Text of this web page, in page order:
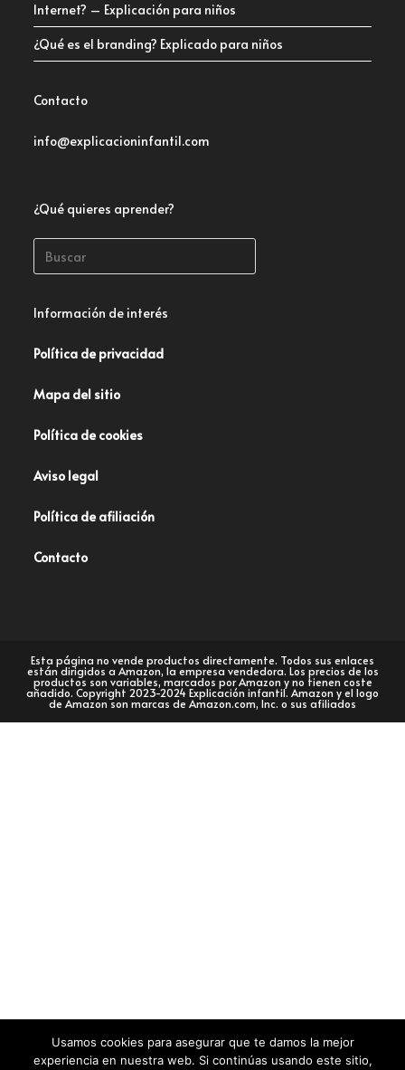
Internet? – Explicación para niños
¿Qué es el branding? Explicado para niños
Contacto
info@explicacioninfantil.com
¿Qué quieres aprender?
Información de interés
Política de privacidad
Mapa del sitio
Política de cookies
Aviso legal
Política de afiliación
Contacto
Esta página no vende productos directamente. Todos sus enlaces
están dirigidos a Amazon, la empresa vendedora. Los precios de los
productos son variables, marcados por Amazon y no tienen coste
añadido. Copyright 2023-2024 Explicación infantil. Amazon y el logo
de Amazon son marcas de Amazon.com, Inc. o sus afiliados
Usamos cookies para asegurar que te damos la mejor
experiencia en nuestra web. Si continúas usando este sitio,